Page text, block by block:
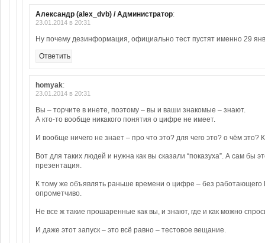
Александр (alex_dvb) / Администратор:
23.01.2014 в 20:31
Ну почему дезинформация, официально тест пустят именно 29
Ответить
homyak:
23.01.2014 в 20:31
Вы – торчите в инете, поэтому – вы и ваши знакомые – знают.
А кто-то вообще никакого понятия о цифре не имеет.
И вообще ничего не знает – про что это? для чего это? о чём это?
Вот для таких людей и нужна как вы сказали “показуха”. А сам бы
презентация.
К тому же объявлять раньше времени о цифре – без работающего
опрометчиво.
Не все ж такие прошаренные как вы, и знают, где и как можно
И даже этот запуск – это всё равно – тестовое вещание.